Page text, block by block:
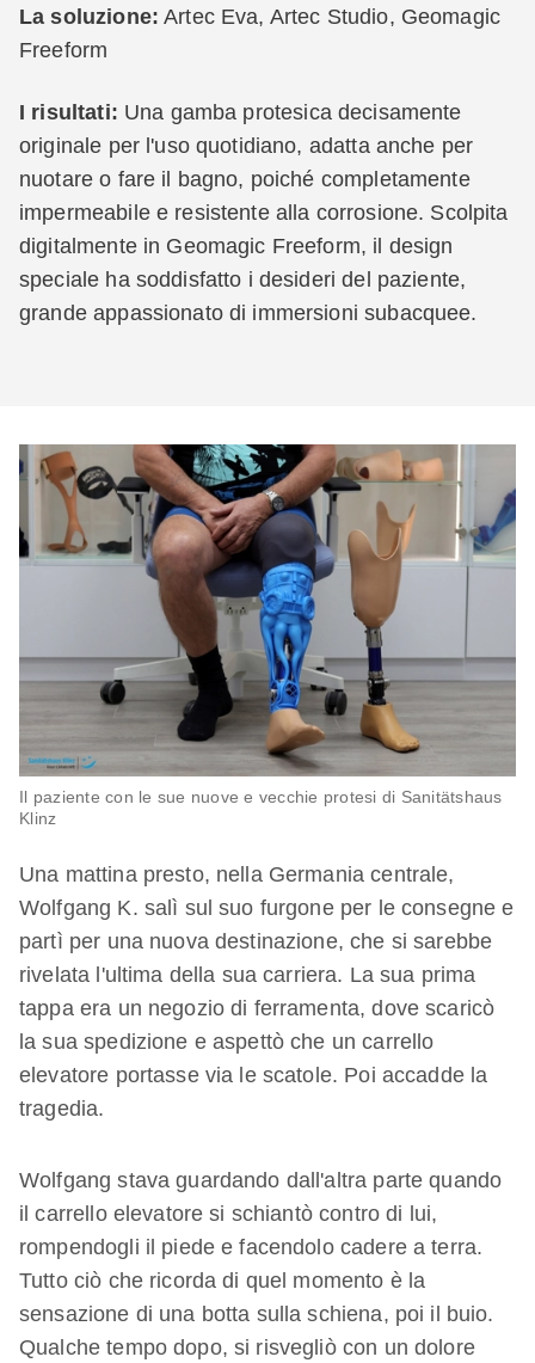
La soluzione: Artec Eva, Artec Studio, Geomagic
Freeform
I risultati: Una gamba protesica decisamente
originale per l'uso quotidiano, adatta anche per
nuotare o fare il bagno, poiché completamente
impermeabile e resistente alla corrosione. Scolpita
digitalmente in Geomagic Freeform, il design
speciale ha soddisfatto i desideri del paziente,
grande appassionato di immersioni subacquee.
Il paziente con le sue nuove e vecchie protesi di Sanitätshaus
Klinz
Una mattina presto, nella Germania centrale,
Wolfgang K. salì sul suo furgone per le consegne e
partì per una nuova destinazione, che si sarebbe
rivelata l'ultima della sua carriera. La sua prima
tappa era un negozio di ferramenta, dove scaricò
la sua spedizione e aspettò che un carrello
elevatore portasse via le scatole. Poi accadde la
tragedia.
Wolfgang stava guardando dall'altra parte quando
il carrello elevatore si schiantò contro di lui,
rompendogli il piede e facendolo cadere a terra.
Tutto ciò che ricorda di quel momento è la
sensazione di una botta sulla schiena, poi il buio.
Qualche tempo dopo, si risvegliò con un dolore